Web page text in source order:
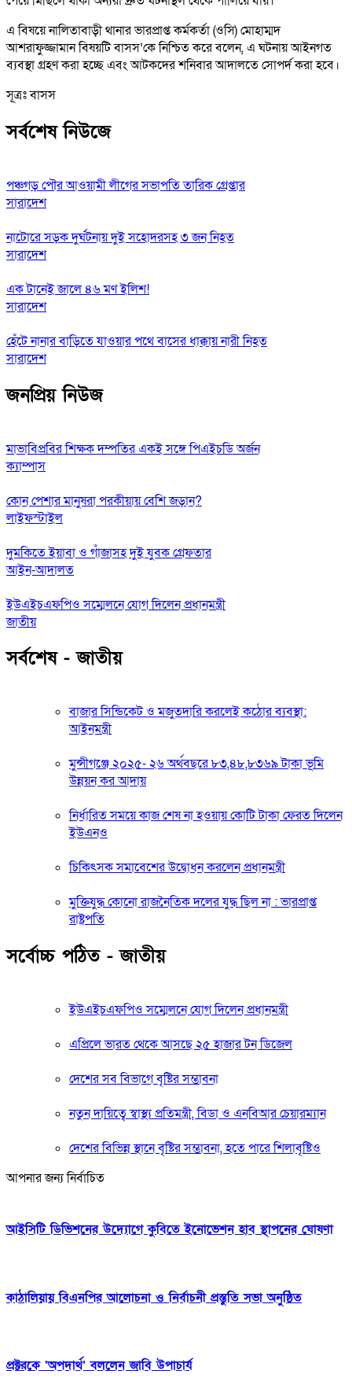
এ বিষয়ে নালিতাবাড়ী থানার ভারপ্রাপ্ত কর্মকর্তা (ওসি) মোহাম্মদ
আশরাফুজ্জামান বিষয়টি বাসস’কে নিশ্চিত করে বলেন, এ ঘটনায় আইনগত
ব্যবস্থা গ্রহণ করা হচ্ছে এবং আটকদের শনিবার আদালতে সোপর্দ করা হবে।
সূত্রঃ বাসস
সর্বশেষ নিউজে
পঞ্চগড় পৌর আওয়ামী লীগের সভাপতি তারিক গ্রেপ্তার
সারাদেশ
নাটোরে সড়ক দুর্ঘটনায় দুই সহোদরসহ ৩ জন নিহত
সারাদেশ
এক টানেই জালে ৪৬ মণ ইলিশ!
সারাদেশ
হেঁটে নানার বাড়িতে যাওয়ার পথে বাসের ধাক্কায় নারী নিহত
সারাদেশ
জনপ্রিয় নিউজ
মাভাবিপ্রবির শিক্ষক দম্পতির একই সঙ্গে পিএইচডি অর্জন
ক্যাম্পাস
কোন পেশার মানুষরা পরকীয়ায় বেশি জড়ান?
লাইফস্টাইল
দুমকিতে ইয়াবা ও গাঁজাসহ দুই যুবক গ্রেফতার
আইন-আদালত
ইউএইচএফপিও সম্মেলনে যোগ দিলেন প্রধানমন্ত্রী
জাতীয়
সর্বশেষ - জাতীয়
বাজার সিন্ডিকেট ও মজুতদারি করলেই কঠোর ব্যবস্থা:
আইনমন্ত্রী
মুন্সীগঞ্জে ২০২৫- ২৬ অর্থবছরে ৮৩,৪৮,৮৩৬৯ টাকা ভূমি
উন্নয়ন কর আদায়
নির্ধারিত সময়ে কাজ শেষ না হওয়ায় কোটি টাকা ফেরত দিলেন
ইউএনও
চিকিৎসক সমাবেশের উদ্বোধন করলেন প্রধানমন্ত্রী
মুক্তিযুদ্ধ কোনো রাজনৈতিক দলের যুদ্ধ ছিল না : ভারপ্রাপ্ত
রাষ্ট্রপতি
সর্বোচ্চ পঠিত - জাতীয়
ইউএইচএফপিও সম্মেলনে যোগ দিলেন প্রধানমন্ত্রী
এপ্রিলে ভারত থেকে আসছে ২৫ হাজার টন ডিজেল
দেশের সব বিভাগে বৃষ্টির সম্ভাবনা
নতুন দায়িত্বে স্বাস্থ্য প্রতিমন্ত্রী, বিডা ও এনবিআর চেয়ারম্যান
দেশের বিভিন্ন স্থানে বৃষ্টির সম্ভাবনা, হতে পারে শিলাবৃষ্টিও
আপনার জন্য নির্বাচিত
‎আইসিটি ডিভিশনের উদ্যোগে কুবিতে ইনোভেশন হাব স্থাপনের ঘোষণা
কাঠালিয়ায় বিএনপির আলোচনা ও নির্বাচনী প্রস্তুতি সভা অনুষ্ঠিত
প্রক্টরকে ‘অপদার্থ’ বললেন জাবি উপাচার্য